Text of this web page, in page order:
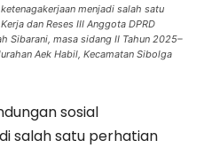
menjadi salah satu
dan Reses III Anggota DPRD
Sibarani, masa sidang II Tahun 2025–
Aek Habil, Kecamatan Sibolga
sosial
salah satu perhatian